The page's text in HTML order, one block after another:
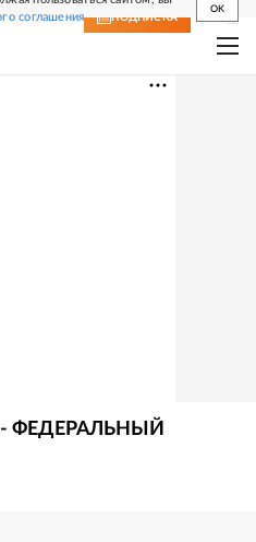
соглашения
OK
ПОДПИСКА
ФЕДЕРАЛЬНЫЙ